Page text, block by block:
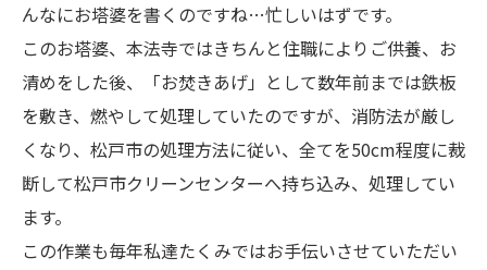
んなにお塔婆を書くのですね…忙しいはずです。
このお塔婆、本法寺ではきちんと住職によりご供養、お
清めをした後、「お焚きあげ」として数年前までは鉄板
を敷き、燃やして処理していたのですが、消防法が厳し
くなり、松戸市の処理方法に従い、全てを50cm程度に裁
断して松戸市クリーンセンターへ持ち込み、処理してい
ます。
この作業も毎年私達たくみではお手伝いさせていただい